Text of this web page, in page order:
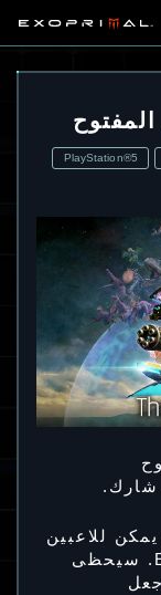
المفتوح
PlayStation®5
للاعبين
تقديمها عن تجربتهم مع Exoprimal. سيحظى